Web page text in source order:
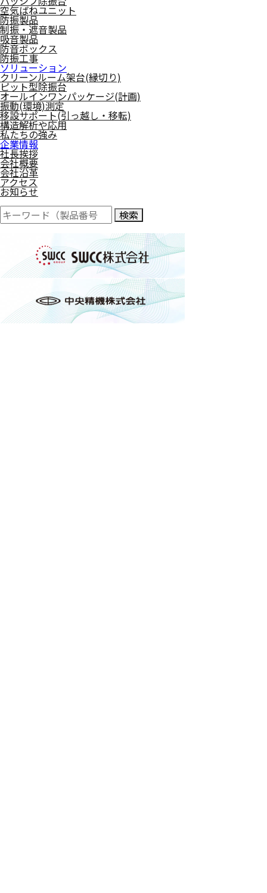
空気ばねユニット
防振製品
制振・遮音製品
吸音製品
防音ボックス
防振工事
ソリューション
クリーンルーム架台(縁切り)
ピット型除振台
オールインワンパッケージ(計画)
振動(環境)測定
移設サポート(引っ越し・移転)
構造解析や応用
私たちの強み
企業情報
社長挨拶
会社概要
会社沿革
アクセス
お知らせ
検索